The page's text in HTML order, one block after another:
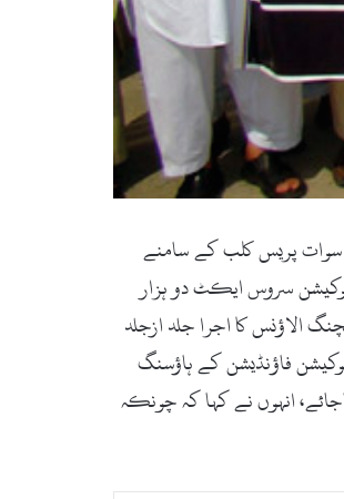
حق میں سوات پریس کلب کے سامنے
سروس ایکٹ دو ہزار
الاؤنس کا اجرا جلد ازجلد
فاؤنڈیشن کے ہاؤسنگ
انہوں نے کہا کہ چونکہ